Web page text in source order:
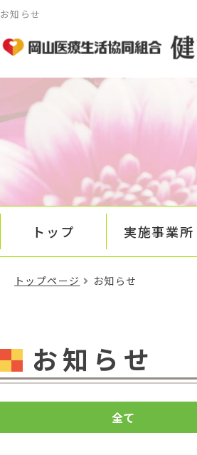
お知らせ
トップ 実施事業所
トップページ お知らせ
お知らせ
全て